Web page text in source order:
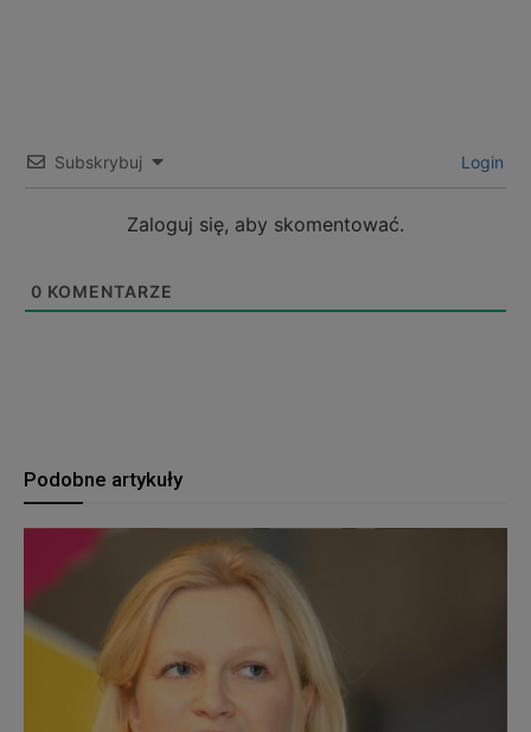
Subskrybuj Login
Zaloguj się, aby skomentować.
0 KOMENTARZE
Podobne artykuły